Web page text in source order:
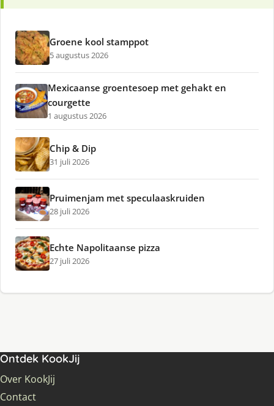
Groene kool stamppot
5 augustus 2026
Mexicaanse groentesoep met gehakt en
courgette
1 augustus 2026
Chip & Dip
31 juli 2026
Pruimenjam met speculaaskruiden
28 juli 2026
Echte Napolitaanse pizza
27 juli 2026
Ontdek KookJij
Over KookJij
Contact